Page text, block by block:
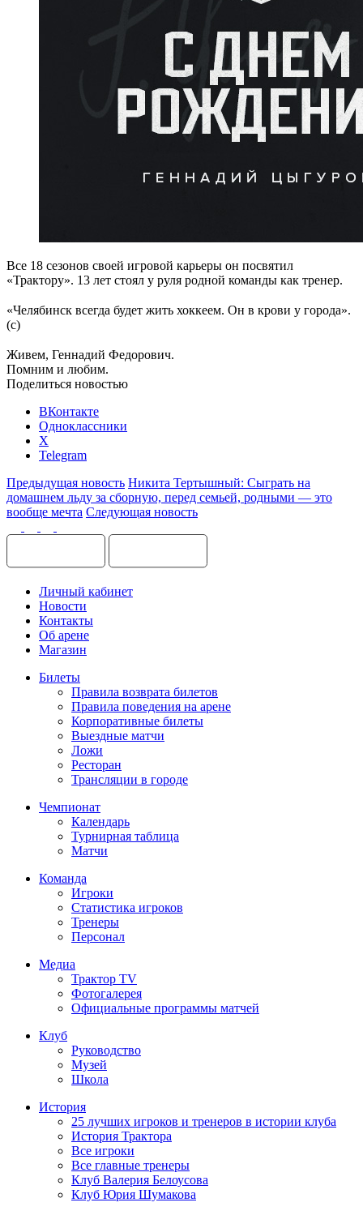
Все 18 сезонов своей игровой карьеры он посвятил
«Трактору». 13 лет стоял у руля родной команды как тренер.
«Челябинск всегда будет жить хоккеем. Он в крови у города».
(c)
Живем, Геннадий Федорович.
Помним и любим.
Поделиться новостью
ВКонтакте
Одноклассники
X
Telegram
Предыдущая новость Никита Тертышный: Сыграть на
домашнем льду за сборную, перед семьей, родными — это
вообще мечта Следующая новость
Личный кабинет
Новости
Контакты
Об арене
Магазин
Билеты
Правила возврата билетов
Правила поведения на арене
Корпоративные билеты
Выездные матчи
Ложи
Ресторан
Трансляции в городе
Чемпионат
Календарь
Турнирная таблица
Матчи
Команда
Игроки
Статистика игроков
Тренеры
Персонал
Медиа
Трактор TV
Фотогалерея
Официальные программы матчей
Клуб
Руководство
Музей
Школа
История
25 лучших игроков и тренеров в истории клуба
История Трактора
Все игроки
Все главные тренеры
Клуб Валерия Белоусова
Клуб Юрия Шумакова